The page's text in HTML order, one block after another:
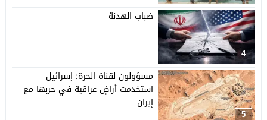
4
ضباب الهدنة
5
مسؤولون لقناة الحرة: إسرائيل
استخدمت أراضٍ عراقية في حربها مع
إيران